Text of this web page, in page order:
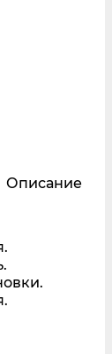
Описание